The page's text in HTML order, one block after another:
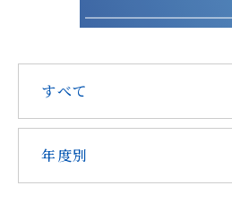
在校生・保護者の皆様へ
本校での勤務を希望される方へ
すべて
年度別